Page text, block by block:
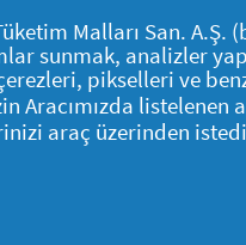
manipüle eden
kampanyanın
Türkiye Cumhuriyeti
Malları San. A.Ş.
sunmak, analizler
pikselleri ve
Aracımızda
araç üzerinden